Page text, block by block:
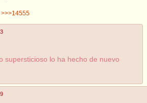
>>>14555
supersticioso lo ha hecho de nuevo